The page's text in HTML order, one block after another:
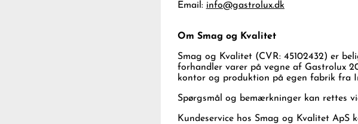
Email: info@gastrolux.dk
Om Smag og Kvalitet
Smag og Kvalitet (CVR: 45102432) er
forhandler varer på vegne af Gastrolux
kontor og produktion på egen fabrik fra
Spørgsmål og bemærkninger kan rettes
Kundeservice hos Smag og Kvalitet ApS